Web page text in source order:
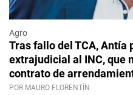
Agro
Tras fallo del TCA, Antía
extrajudicial al INC, que
contrato de
POR MAURO FLORENTÍN